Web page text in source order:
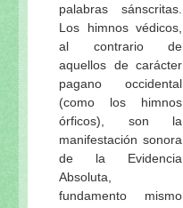
palabras sánscritas.
Los himnos védicos,
al contrario de
aquellos de carácter
pagano occidental
(como los himnos
órficos), son la
manifestación sonora
de la Evidencia
Absoluta,
fundamento mismo